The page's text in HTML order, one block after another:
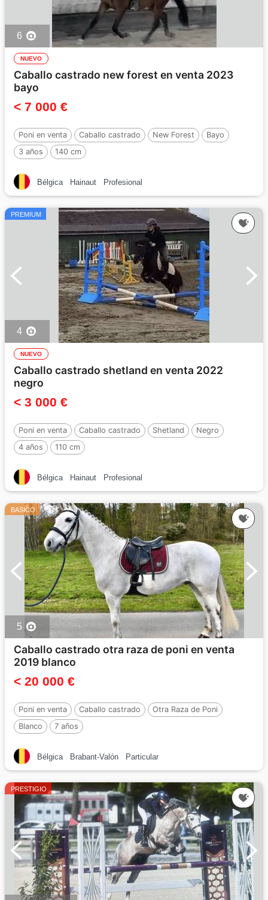
6
NUEVO
Caballo castrado new forest en venta 2023
bayo
< 7 000 €
Poni en venta Caballo castrado New Forest
Bayo
3 años
140 cm
Bélgica Hainaut Profesional
PREMIUM
4
NUEVO
Caballo castrado shetland en venta 2022
negro
< 3 000 €
Poni en venta Caballo castrado Shetland
Negro
4 años
110 cm
Bélgica Hainaut Profesional
BASICO
5
Caballo castrado otra raza de poni en venta
2019 blanco
< 20 000 €
Poni en venta Caballo castrado
Otra Raza de Poni
Blanco
7 años
Bélgica Brabant-Valón Particular
PRESTIGIO